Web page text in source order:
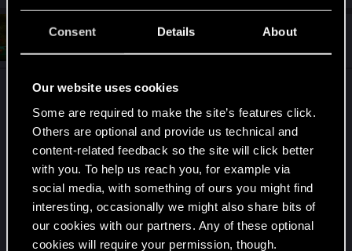
Consent Details About
Our website uses cookies
Some are required to make the site’s features click.
Others are optional and provide us technical and
content-related feedback so the site will click better
with you. To help us reach you, for example via
social media, with something of ours you might find
interesting, occasionally we might also share bits of
our cookies with our partners. Any of these optional
cookies will require your permission, though.
o
:
netVbreaker
Kommt bei mir hauptsächlich auf das Genre an.
Mein Englisch ist zwar ganz OK, aber bei
elaborierten Storys ist es dann doch oft weniger
anstrengend, wenn ich es auf Deutsch spiele.
Wäre die Vertonung immer auf CP2077-Niveau,
würde ich wahrscheinlich eher selten auf Englisch
spielen. Und ich kann es nicht oft genug betonen:
Flavia